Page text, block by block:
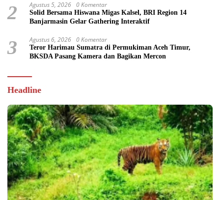
2 Agustus 5, 2026 0 Komentar
Solid Bersama Hiswana Migas Kalsel, BRI Region 14
Banjarmasin Gelar Gathering Interaktif
3 Agustus 6, 2026 0 Komentar
Teror Harimau Sumatra di Permukiman Aceh Timur,
BKSDA Pasang Kamera dan Bagikan Mercon
Headline